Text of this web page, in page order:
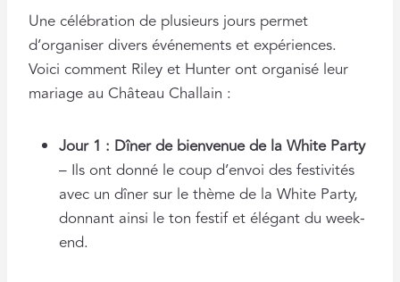
Une célébration de plusieurs jours permet
d’organiser divers événements et expériences.
Voici comment Riley et Hunter ont organisé leur
mariage au Château Challain :
Jour 1 : Dîner de bienvenue de la White Party
– Ils ont donné le coup d’envoi des festivités
avec un dîner sur le thème de la White Party,
donnant ainsi le ton festif et élégant du week-
end.